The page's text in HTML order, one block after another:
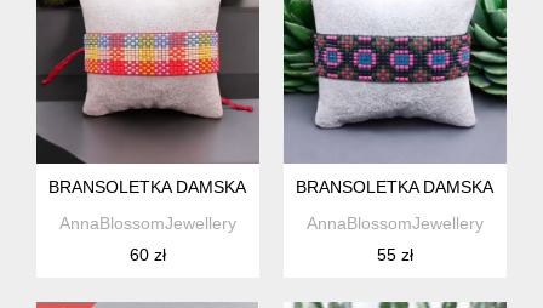
BRANSOLETKA DAMSKA Z KORALIKÓW W STYLU BOHO
AnnaBlossomJewellery
60 zł
BRANSOLETKA DAMSKA Z
AnnaBlossomJewellery
55 zł